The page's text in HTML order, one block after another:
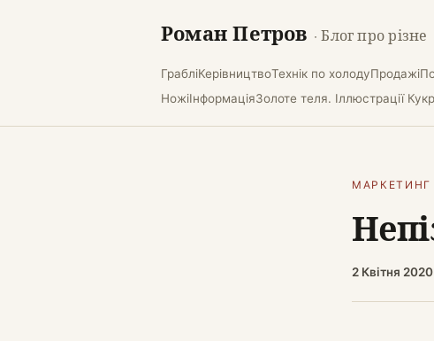
Роман Петров · Блог про різне
ГрабліКерівництвоТехнік по холодуПродажі
НожіІнформаціяЗолоте теля. Іллюстрації
МАРКЕТИНГ
2 Квітня 2020